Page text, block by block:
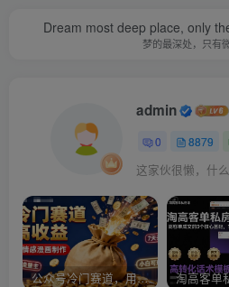
Dream most deep place, only
梦的最深处，只有
admin
0 8879
这家伙很懒，什
公众号冷门赛道，用AI做情感漫画，7天开通流量主，操作简单，小白可玩